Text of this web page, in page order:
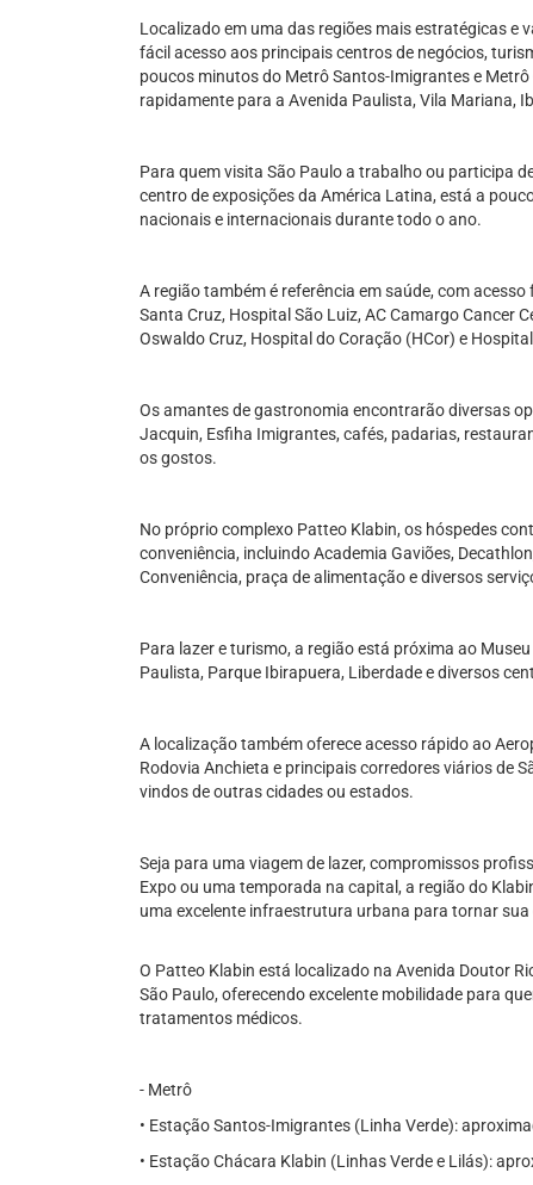
Localizado em uma das regiões mais estratégicas e
fácil acesso aos principais centros de negócios,
poucos minutos do Metrô Santos-Imigrantes e
rapidamente para a Avenida Paulista, Vila Mariana,
Para quem visita São Paulo a trabalho ou participa
centro de exposições da América Latina, está a
nacionais e internacionais durante todo o ano.
A região também é referência em saúde, com
Santa Cruz, Hospital São Luiz, AC Camargo Cancer
Oswaldo Cruz, Hospital do Coração (HCor) e
Os amantes de gastronomia encontrarão diversas
Jacquin, Esfiha Imigrantes, cafés, padarias,
os gostos.
No próprio complexo Patteo Klabin, os hóspedes
conveniência, incluindo Academia Gaviões,
Conveniência, praça de alimentação e diversos
Para lazer e turismo, a região está próxima ao
Paulista, Parque Ibirapuera, Liberdade e diversos
A localização também oferece acesso rápido ao
Rodovia Anchieta e principais corredores viários de
vindos de outras cidades ou estados.
Seja para uma viagem de lazer, compromissos
Expo ou uma temporada na capital, a região do
uma excelente infraestrutura urbana para tornar
O Patteo Klabin está localizado na Avenida Doutor
São Paulo, oferecendo excelente mobilidade para
tratamentos médicos.
- Metrô
• Estação Santos-Imigrantes (Linha Verde):
• Estação Chácara Klabin (Linhas Verde e Lilás):